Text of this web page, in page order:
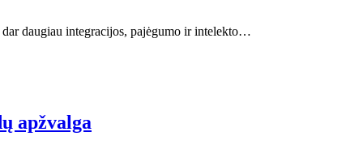
daugiau integracijos, pajėgumo ir intelekto…
apžvalga